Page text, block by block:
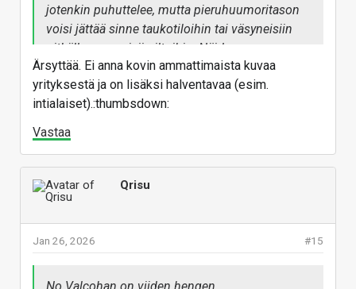
jotenkin puhuttelee, mutta pieruhuumoritason
voisi jättää sinne taukotiloihin tai väsyneisiin
pitkälle venyneisiin iltoihin. Näiden
kuulokkeiden esittelysivulla näyttää seisovan
"Parhaat vastamelukuulokkeet, joihin sinulla on
varaa!"
Ärsyttää. Ei anna kovin ammattimaista kuvaa
yrityksestä ja on lisäksi halventavaa (esim.
intialaiset).:thumbsdown:
Vastaa
Qrisu
#15
Jan 26, 2026